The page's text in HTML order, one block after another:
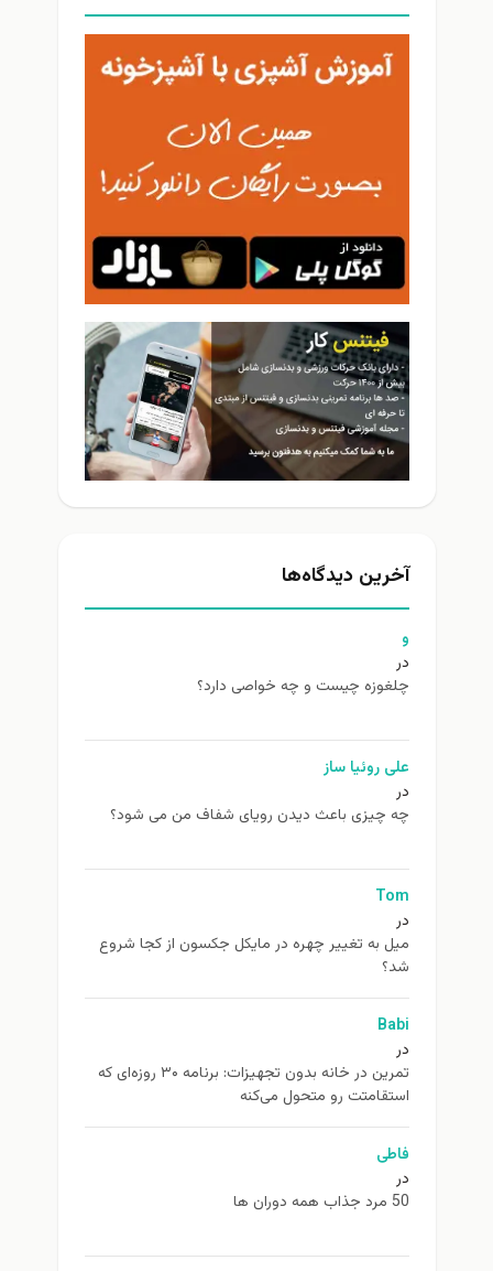
آخرین دیدگاه‌ها
و
در
چلغوزه چیست و چه خواصی دارد؟
علی روئیا ساز
در
چه چیزی باعث دیدن رویای شفاف من می شود؟
Tom
در
ميل به تغيير چهره در مایکل جکسون از كجا شروع
شد؟
Babi
در
تمرین در خانه بدون تجهیزات: برنامه ۳۰ روزه‌ای که
استقامتت رو متحول می‌کنه
فاطی
در
50 مرد جذاب همه دوران ها